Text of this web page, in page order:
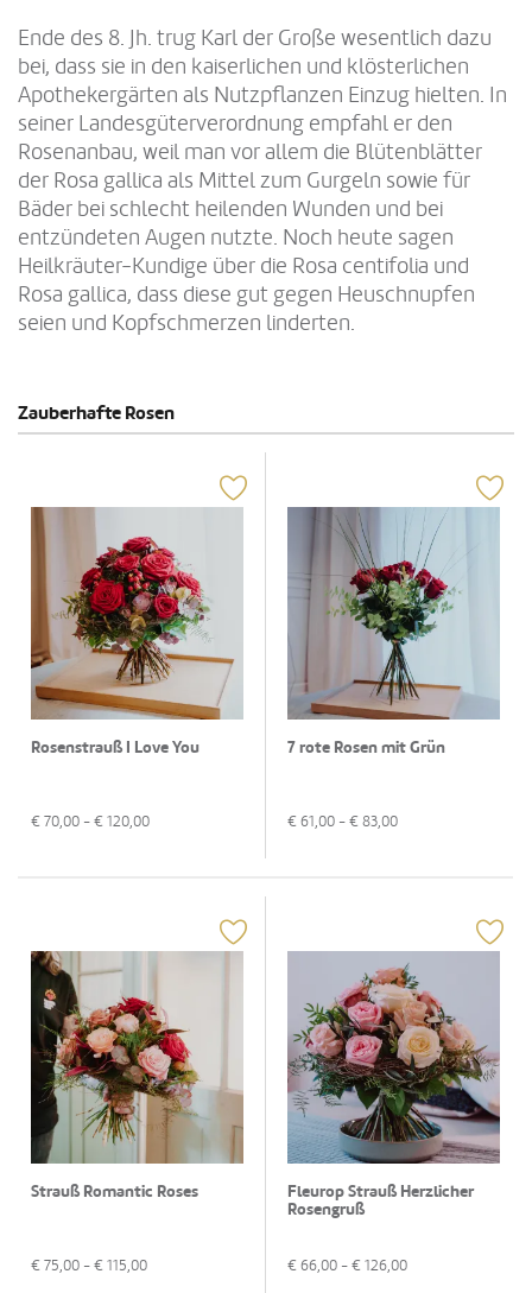
Ende des 8. Jh. trug Karl der Große wesentlich dazu
bei, dass sie in den kaiserlichen und klösterlichen
Apothekergärten als Nutzpflanzen Einzug hielten. In
seiner Landesgüterverordnung empfahl er den
Rosenanbau, weil man vor allem die Blütenblätter
der Rosa gallica als Mittel zum Gurgeln sowie für
Bäder bei schlecht heilenden Wunden und bei
entzündeten Augen nutzte. Noch heute sagen
Heilkräuter-Kundige über die Rosa centifolia und
Rosa gallica, dass diese gut gegen Heuschnupfen
seien und Kopfschmerzen linderten.
Zauberhafte Rosen
Rosenstrauß I Love You
€ 70,00 - € 120,00
7 rote Rosen mit Grün
€ 61,00 - € 83,00
Strauß Romantic Roses
€ 75,00 - € 115,00
Fleurop Strauß Herzlicher
Rosengruß
€ 66,00 - € 126,00